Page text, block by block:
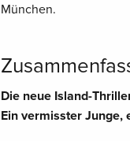
München.
Die neue Island-
Ein vermisster Junge,